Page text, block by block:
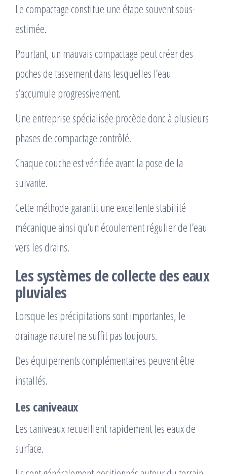
Le compactage constitue une étape souvent sous-
estimée.
Pourtant, un mauvais compactage peut créer des
poches de tassement dans lesquelles l’eau
s’accumule progressivement.
Une entreprise spécialisée procède donc à plusieurs
phases de compactage contrôlé.
Chaque couche est vérifiée avant la pose de la
suivante.
Cette méthode garantit une excellente stabilité
mécanique ainsi qu’un écoulement régulier de l’eau
vers les drains.
Les systèmes de collecte des eaux
pluviales
Lorsque les précipitations sont importantes, le
drainage naturel ne suffit pas toujours.
Des équipements complémentaires peuvent être
installés.
Les caniveaux
Les caniveaux recueillent rapidement les eaux de
surface.